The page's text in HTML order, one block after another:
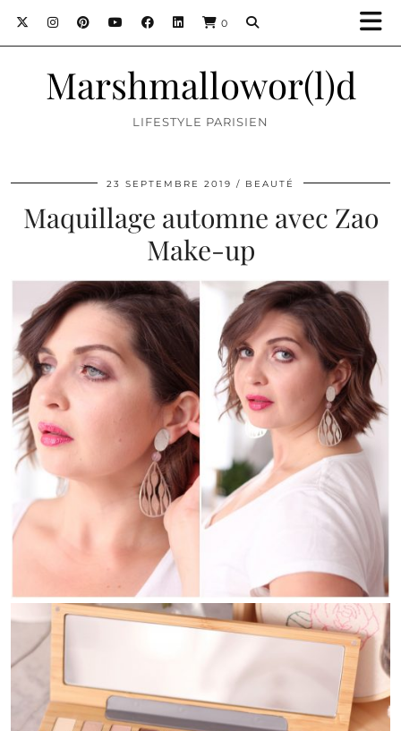
0
Marshmallowor(l)d
LIFESTYLE PARISIEN
23 SEPTEMBRE 2019 BEAUTÉ
Maquillage automne avec Zao
Make-up